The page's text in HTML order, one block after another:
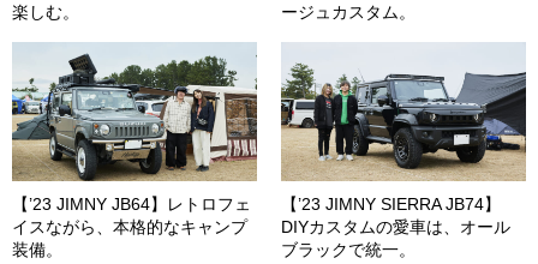
楽しむ。
ージュカスタム。
【’23 JIMNY JB64】レトロフェ
イスながら、本格的なキャンプ
装備。
【’23 JIMNY SIERRA JB74】
DIYカスタムの愛車は、オール
ブラックで統一。